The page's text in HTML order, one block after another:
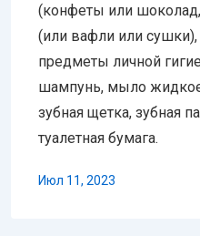
(конфеты или
(или вафли или сушки),
предметы личной
шампунь, мыло
зубная щетка, зубная
туалетная бумага.
Июл 11, 2023